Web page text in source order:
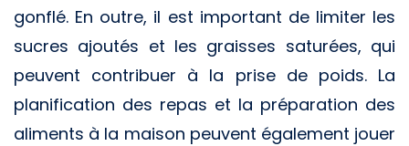
gonflé. En outre, il est important de limiter les
sucres ajoutés et les graisses saturées, qui
peuvent contribuer à la prise de poids. La
planification des repas et la préparation des
aliments à la maison peuvent également jouer